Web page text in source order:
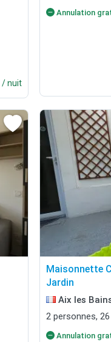
/ nuit
Annulation
Maisonnette
Jardin
Aix les
2 personnes,
Annulation